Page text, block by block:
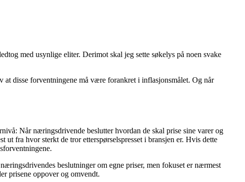
med usynlige eliter. Derimot skal jeg sette søkelys på noen svake
at disse forventningene må være forankret i inflasjonsmålet. Og når
Når næringsdrivende beslutter hvordan de skal prise sine varer og
ut fra hvor sterkt de tror etterspørselspresset i bransjen er. Hvis dette
beslutninger om egne priser, men fokuset er nærmest
prisene oppover og omvendt.